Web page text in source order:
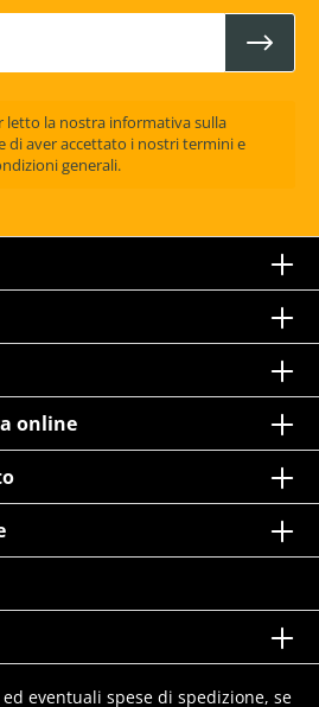
letto la nostra informativa sulla
di aver accettato i nostritermini e
generali.
online
eventuali spese di spedizione, se